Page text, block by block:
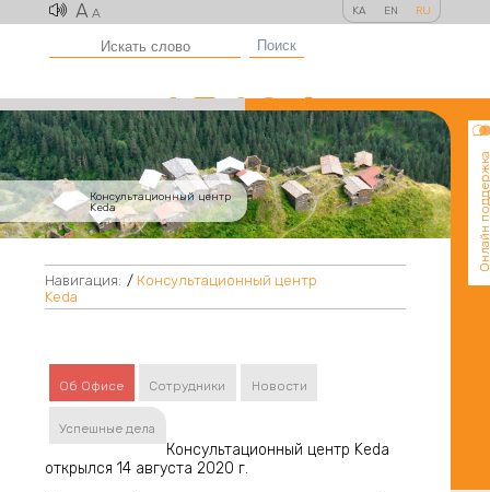
A A KA EN RU
Поиск
Консультационный центр
Keda
Онлайн
Навигация: / Консультационный центр
Keda
Об Офисе Сотрудники Новости
Успешные дела
Консультационный центр Keda
открылся 14 августа 2020 г.